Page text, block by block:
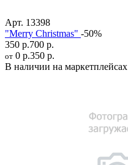
Арт. 13398
"Merry Christmas" -50%
350 р.700 р.
от 0 р.350 р.
В наличии на маркетплейсах